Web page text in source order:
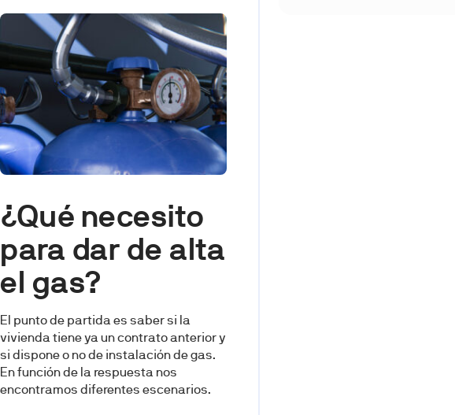
¿Qué necesito
para dar de alta
el gas?
El punto de partida es saber si la
vivienda tiene ya un contrato anterior y
si dispone o no de instalación de gas.
En función de la respuesta nos
encontramos diferentes escenarios.